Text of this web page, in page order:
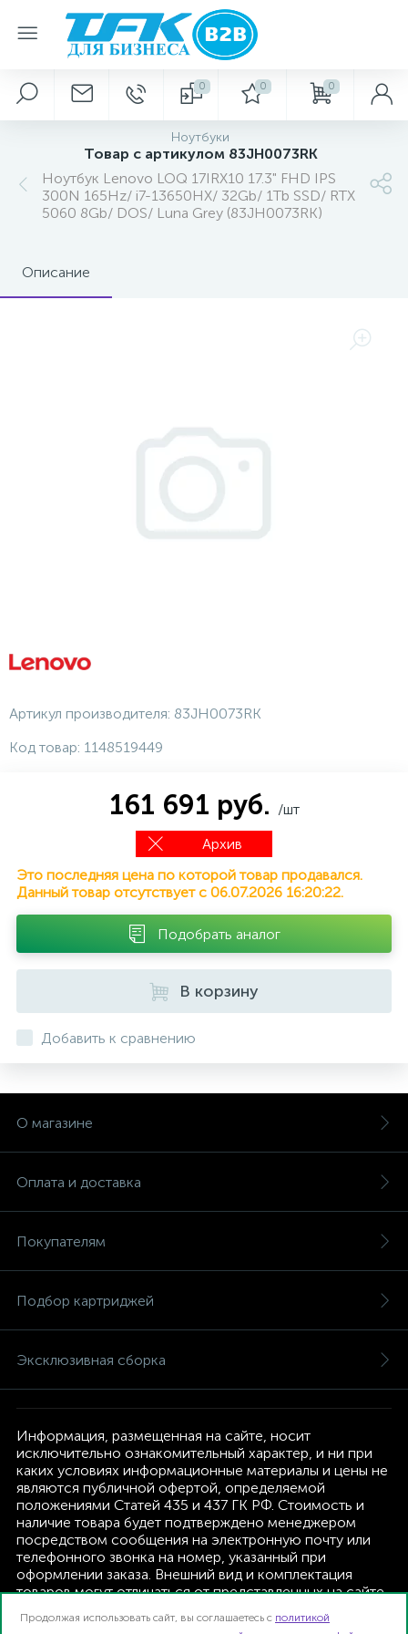
0 0 0
Ноутбуки
Товар с артикулом 83JH0073RK
Ноутбук Lenovo LOQ 17IRX10 17.3" FHD IPS
300N 165Hz/ i7-13650HX/ 32Gb/ 1Tb SSD/ RTX
5060 8Gb/ DOS/ Luna Grey (83JH0073RK)
Описание
Артикул производителя: 83JH0073RK
Код товар: 1148519449
161 691 руб. /шт
Архив
Это последняя цена по которой товар продавался.
Данный товар отсутствует с 06.07.2026 16:20:22.
Подобрать аналог
В корзину
Добавить к сравнению
О магазине
Оплата и доставка
Покупателям
Подбор картриджей
Эксклюзивная сборка
Информация, размещенная на сайте, носит
исключительно ознакомительный характер, и ни при
каких условиях информационные материалы и цены не
являются публичной офертой, определяемой
положениями Статей 435 и 437 ГК РФ. Стоимость и
наличие товара будет подтверждено менеджером
посредством сообщения на электронную почту или
телефонного звонка на номер, указанный при
оформлении заказа. Внешний вид и комплектация
товаров могут отличаться от представленных на сайте.
текущую комплектацию, без дополнительного
Продолжая использовать сайт, вы соглашаетесь с политикой